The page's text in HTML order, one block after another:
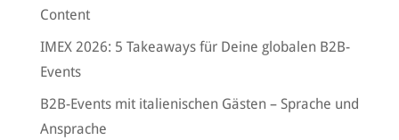
Content
IMEX 2026: 5 Takeaways für Deine globalen B2B-
Events
B2B-Events mit italienischen Gästen – Sprache und
Ansprache